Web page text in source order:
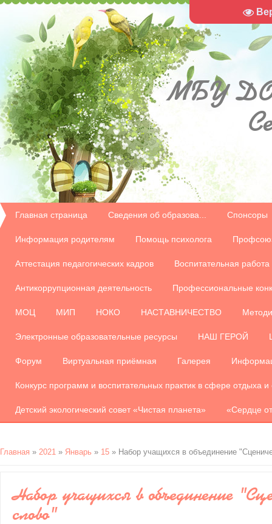
МБУ
Главная страница Сведения об образова... Спонсоры
Информация родителям Помощь психолога
Аттестация педагогических кадров Воспитательная работа
Антикоррупционная деятельность Профессиональные
МОЦ МИП НОКО НАСТАВНИЧЕСТВО
Электронные образовательные ресурсы НАШ ГЕРОЙ
Форум Виртуальная приёмная Галерея
Конкурс программ и воспитательных практик в сфере отдыха
Детский экологический совет «Чистая планета» «Сердце
Главная » 2021 » Январь » 15 » Набор учащихся в объединение
Набор учащихся в объединение
слово"